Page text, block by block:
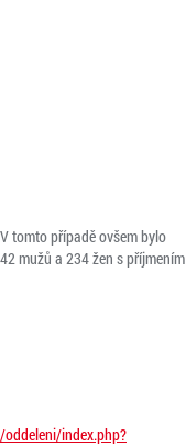
tomto případě ovšem bylo
mužů a 234 žen s příjmením
index.php?